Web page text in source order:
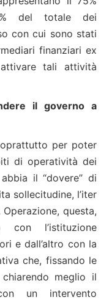
del totale dei
con cui sono stati
finanziari ex
tali attività
il governo a
per poter
di operatività dei
il “dovere” di
sollecitudine, l’iter
questa,
l’istituzione
e dall’altro con la
che, fissando le
meglio il
un intervento